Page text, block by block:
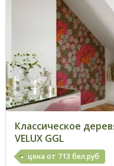
Классическое
VELUX GGL
цена от 713 бел.руб